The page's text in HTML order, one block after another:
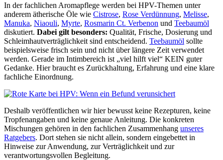
In der fachlichen Aromapflege werden bei HPV-Themen unter
anderem ätherische Öle wie Cistrose, Rose Verdünnung, Melisse,
Manuka, Niaouli, Myrte, Rosmarin Ct. Verbenon und Teebaumöl
diskutiert. Dabei gilt besonders: Qualität, Frische, Dosierung und
Schleimhautverträglichkeit sind entscheidend. Teebaumöl sollte
beispielsweise frisch sein und nicht über längere Zeit verwendet
werden. Gerade im Intimbereich ist „viel hilft viel“ KEIN guter
Gedanke. Hier braucht es Zurückhaltung, Erfahrung und eine klare
fachliche Einordnung.
Deshalb veröffentlichen wir hier bewusst keine Rezepturen, keine
Tropfenangaben und keine genaue Anleitung. Die konkreten
Mischungen gehören in den fachlichen Zusammenhang unseres
Ratgebers. Dort stehen sie nicht allein, sondern eingebettet in
Hinweise zur Anwendung, zur Verträglichkeit und zur
verantwortungsvollen Begleitung.